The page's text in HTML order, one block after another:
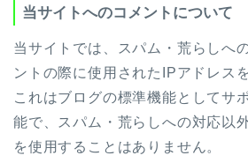
当サイトへのコメントについて
当サイトでは、スパム・荒らしへ
ントの際に使用されたIPアドレス
これはブログの標準機能としてサ
能で、スパム・荒らしへの対応以
を使用することはありません。